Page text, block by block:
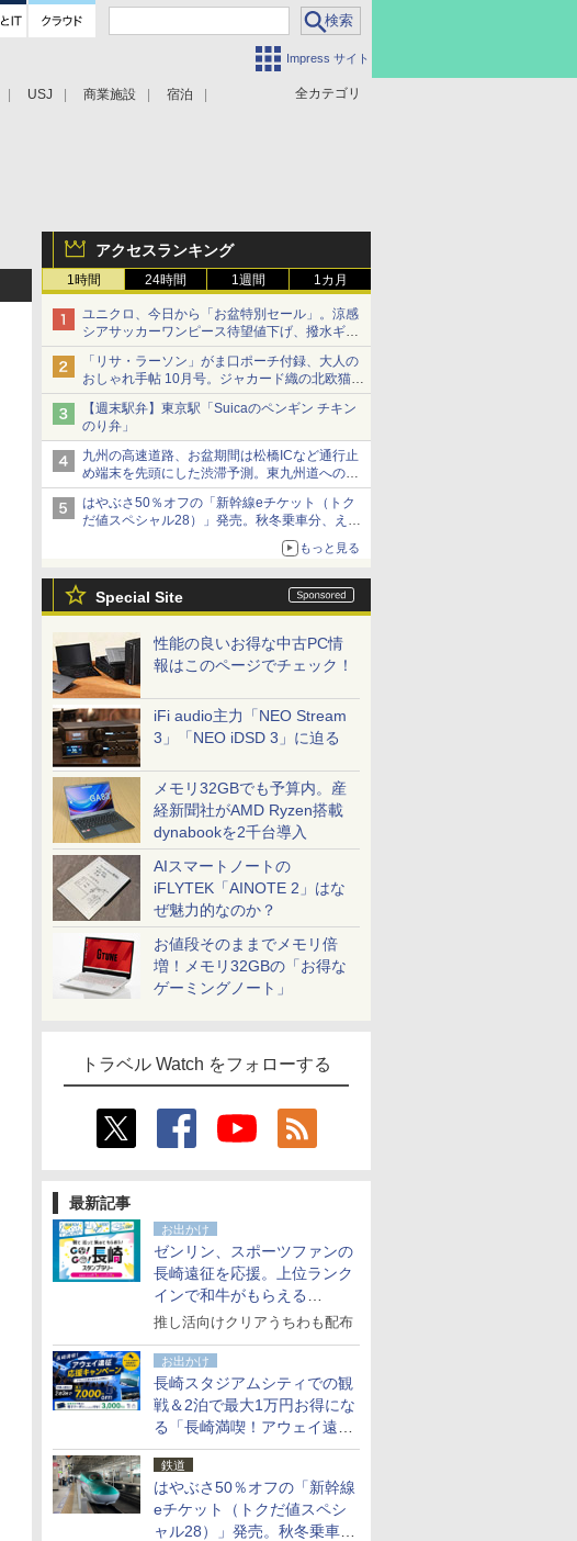
Impress サイト
全カテゴリ
USJ 商業施設 宿泊
アクセスランキング
1時間 24時間 1週間 1カ月
ユニクロ、今日から「お盆特別セール」。涼感
シアサッカーワンピース待望値下げ、撥水ギア
ショーツは1990円に
「リサ・ラーソン」がま口ポーチ付録、大人の
おしゃれ手帖 10月号。ジャカード織の北欧猫デ
ザイン
【週末駅弁】東京駅「Suicaのペンギン チキン
のり弁」
九州の高速道路、お盆期間は松橋ICなど通行止
め端末を先頭にした渋滞予測。東九州道への迂
回は料金調整を実施
はやぶさ50％オフの「新幹線eチケット（トク
だ値スペシャル28）」発売。秋冬乗車分、えき
もっと見る
Special Site
性能の良いお得な中古PC情
報はこのページでチェック！
iFi audio主力「NEO Stream
3」「NEO iDSD 3」に迫る
メモリ32GBでも予算内。産
経新聞社がAMD Ryzen搭載
dynabookを2千台導入
AIスマートノートの
iFLYTEK「AINOTE 2」はな
ぜ魅力的なのか？
お値段そのままでメモリ倍
増！メモリ32GBの「お得な
ゲーミングノート」
トラベル Watch をフォローする
最新記事
お出かけ
ゼンリン、スポーツファンの
長崎遠征を応援。上位ランク
インで和牛がもらえる
「GO！GO！長崎スタンプラ
推し活向けクリアうちわも配布
お出かけ
長崎スタジアムシティでの観
戦＆2泊で最大1万円お得にな
る「長崎満喫！アウェイ遠征
応援キャンペーン」
鉄道
はやぶさ50％オフの「新幹線
eチケット（トクだ値スペシ
ャル28）」発売。秋冬乗車